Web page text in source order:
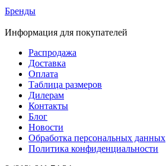
Бренды
Информация для покупателей
Распродажа
Доставка
Оплата
Таблица размеров
Дилерам
Контакты
Блог
Новости
Обработка персональных данных
Политика конфиденциальности